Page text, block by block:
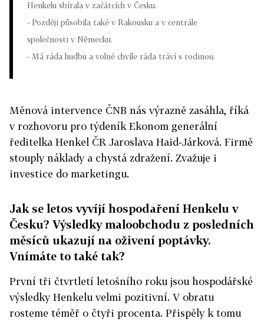
Henkelu sbírala v začátcích v Česku.
- Později působila také v Rakousku a v centrále
společnosti v Německu.
- Má ráda hudbu a volné chvíle ráda tráví s rodinou.
Měnová intervence ČNB nás výrazně zasáhla, říká
v rozhovoru pro týdeník Ekonom generální
ředitelka Henkel ČR Jaroslava Haid-Járková. Firmě
stouply náklady a chystá zdražení. Zvažuje i
investice do marketingu.
Jak se letos vyvíjí hospodaření Henkelu v
Česku? Výsledky maloobchodu z posledních
měsíců ukazují na oživení poptávky.
Vnímáte to také tak?
První tři čtvrtletí letošního roku jsou hospodářské
výsledky Henkelu velmi pozitivní. V obratu
rosteme téměř o čtyři procenta. Přispěly k tomu